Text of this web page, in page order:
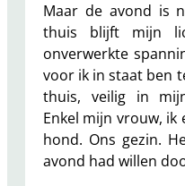
Maar de avond is
thuis blijft mijn
onverwerkte
voor ik in staat ben
thuis, veilig in
Enkel mijn vrouw, ik
hond. Ons gezin.
avond had willen